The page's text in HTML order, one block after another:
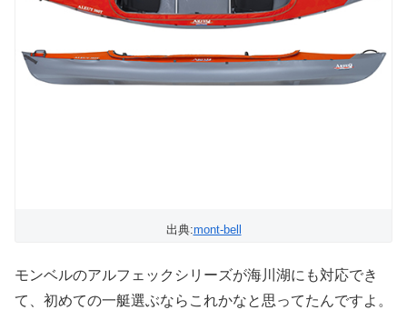
出典:mont-bell
モンベルのアルフェックシリーズが海川湖にも対応でき
て、初めての一艇選ぶならこれかなと思ってたんですよ。